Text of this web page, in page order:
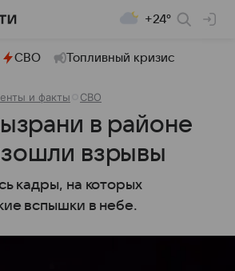
+24°
СВО Топливный кризис
и факты СВО
в районе
взрывы
кадры, на которых
вспышки в небе.